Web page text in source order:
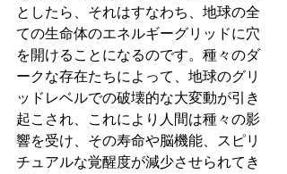
としたら、それはすなわち、地球の全
ての生命体のエネルギーグリッドに穴
を開けることになるのです。種々のダ
ークな存在たちによって、地球のグリ
ッドレベルでの破壊的な大変動が引き
起こされ、これにより人間は種々の影
響を受け、その寿命や脳機能、スピリ
チュアルな覚醒度が減少させられてき